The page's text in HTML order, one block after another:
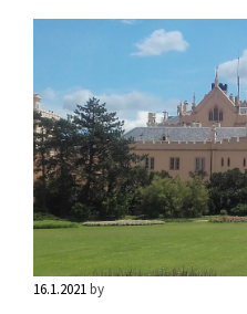
16.1.2021by